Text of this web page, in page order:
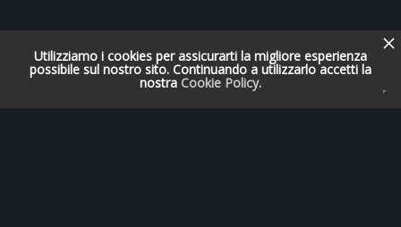
Utilizziamo i cookies per assicurarti la migliore esperienza
possibile sul nostro sito. Continuando a utilizzarlo accetti la
nostra Cookie Policy.